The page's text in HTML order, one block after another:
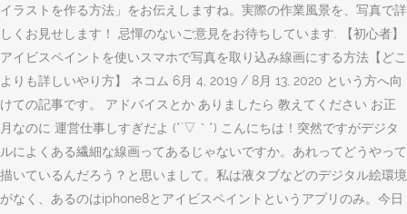
イラストを作る方法」をお伝えしますね。実際の作業風景を、写真で詳
しくお見せします！ 忌憚のないご意見をお待ちしています. 【初心者】
アイビスペイントを使いスマホで写真を取り込み線画にする方法【どこ
よりも詳しいやり方】 ネコム 6月 4, 2019 / 8月 13, 2020 という方へ向
けての記事です。 アドバイスとか ありましたら 教えてください お正
月なのに 運営仕事しすぎだよ (*´▽｀*) こんにちは！突然ですがデジタ
ルによくある繊細な線画ってあるじゃないですか。あれってどうやって
描いているんだろう？と思いまして。私は液タブなどのデジタル絵環境
がなく、あるのはiphone8とアイビスペイントというアプリのみ。今日